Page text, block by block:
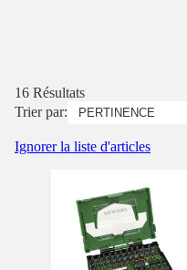
16 Résultats
Trier par:
Ignorer la liste d'articles